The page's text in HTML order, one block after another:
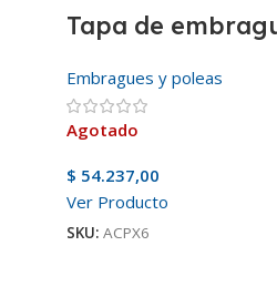
Tapa de
Embragues y poleas
Agotado
$ 54.237,00
Ver Producto
SKU: ACPX6